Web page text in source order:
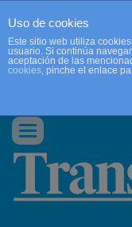
Conmutar
navegación
Uso de cookies
Este sitio web utiliza
usuario. Si continúa
aceptación de las
cookies, pinche el enlace